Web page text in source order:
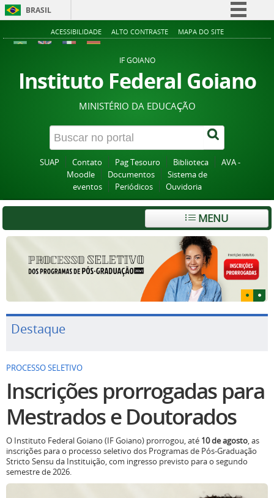
BRASIL
Simplifique!
Acesso à informação
Legislação
Canais
ACESSIBILIDADE ALTO CONTRASTE MAPA DO SITE
IF GOIANO
Instituto Federal Goiano
MINISTÉRIO DA EDUCAÇÃO
SUAP Contato Pag Tesouro Biblioteca
AVA -
Moodle
Documentos
Sistema de
eventos
Periódicos Ouvidoria
MENU
Destaque
PROCESSO SELETIVO
Inscrições prorrogadas para
Mestrados e Doutorados
O Instituto Federal Goiano (IF Goiano) prorrogou, até 10 de agosto, as
inscrições para o processo seletivo dos Programas de Pós-Graduação
Stricto Sensu da Instituição, com ingresso previsto para o segundo
semestre de 2026.